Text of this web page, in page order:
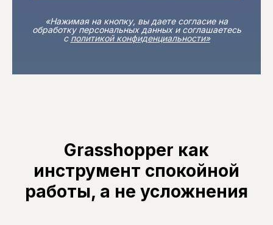
«Нажимая на кнопку, вы даете согласие на
обработку персональных данных и соглашаетесь
c политикой конфиденциальности»
Grasshopper как
инструмент спокойной
работы, а не усложнения